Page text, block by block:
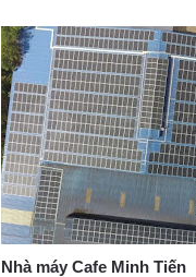
Nhà máy Cafe Minh Tiến